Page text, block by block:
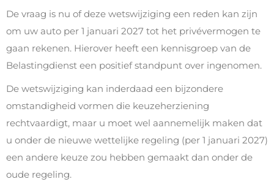
De vraag is nu of deze wetswijziging een reden kan zijn
om uw auto per 1 januari 2027 tot het privévermogen te
gaan rekenen. Hierover heeft een kennisgroep van de
Belastingdienst een positief standpunt over ingenomen.
De wetswijziging kan inderdaad een bijzondere
omstandigheid vormen die keuzeherziening
rechtvaardigt, maar u moet wel aannemelijk maken dat
u onder de nieuwe wettelijke regeling (per 1 januari 2027)
een andere keuze zou hebben gemaakt dan onder de
oude regeling.